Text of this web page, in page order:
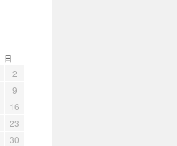
日
2
9
16
23
30